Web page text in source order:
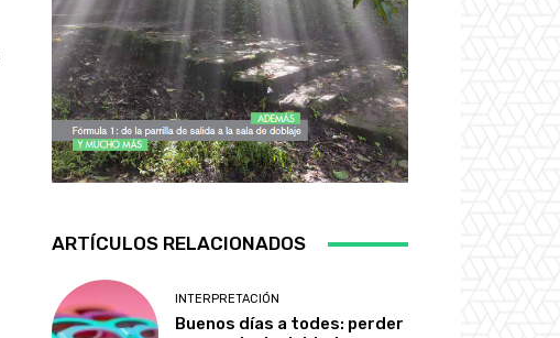
ARTÍCULOS RELACIONADOS
INTERPRETACIÓN
Buenos días a todes: perder